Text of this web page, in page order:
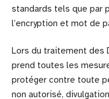
standards tels que par
l’encryption et mot de
Lors du traitement des
prend toutes les
protéger contre toute
non autorisé,